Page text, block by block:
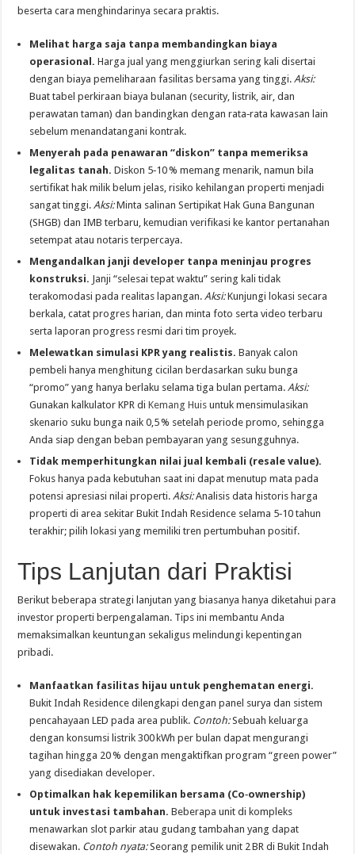
beserta cara menghindarinya secara praktis.
Melihat harga saja tanpa membandingkan biaya
operasional. Harga jual yang menggiurkan sering kali disertai
dengan biaya pemeliharaan fasilitas bersama yang tinggi.Aksi:
Buat tabel perkiraan biaya bulanan (security, listrik, air, dan
perawatan taman) dan bandingkan dengan rata‑rata kawasan lain
sebelum menandatangani kontrak.
Menyerah pada penawaran “diskon” tanpa memeriksa
legalitas tanah. Diskon 5‑10 % memang menarik, namun bila
sertifikat hak milik belum jelas, risiko kehilangan properti menjadi
sangat tinggi.Aksi:Minta salinan Sertipikat Hak Guna Bangunan
(SHGB) dan IMB terbaru, kemudian verifikasi ke kantor pertanahan
setempat atau notaris terpercaya.
Mengandalkan janji developer tanpa meninjau progres
konstruksi. Janji “selesai tepat waktu” sering kali tidak
terakomodasi pada realitas lapangan.Aksi:Kunjungi lokasi secara
berkala, catat progres harian, dan minta foto serta video terbaru
serta laporan progress resmi dari tim proyek.
Melewatkan simulasi KPR yang realistis. Banyak calon
pembeli hanya menghitung cicilan berdasarkan suku bunga
“promo” yang hanya berlaku selama tiga bulan pertama.Aksi:
Gunakan kalkulator KPR diKemang Huis untuk mensimulasikan
skenario suku bunga naik 0,5 % setelah periode promo, sehingga
Anda siap dengan beban pembayaran yang sesungguhnya.
Tidak memperhitungkan nilai jual kembali (resale value).
Fokus hanya pada kebutuhan saat ini dapat menutup mata pada
potensi apresiasi nilai properti.Aksi:Analisis data historis harga
properti di area sekitar Bukit Indah Residence selama 5‑10 tahun
terakhir; pilih lokasi yang memiliki tren pertumbuhan positif.
Tips Lanjutan dari Praktisi
Berikut beberapa strategi lanjutan yang biasanya hanya diketahui para
investor properti berpengalaman. Tips ini membantu Anda
memaksimalkan keuntungan sekaligus melindungi kepentingan
pribadi.
Manfaatkan fasilitas hijau untuk penghematan energi.
Bukit Indah Residence dilengkapi dengan panel surya dan sistem
pencahayaan LED pada area publik. Contoh:Sebuah keluarga
dengan konsumsi listrik 300 kWh per bulan dapat mengurangi
tagihan hingga 20 % dengan mengaktifkan program “green power”
yang disediakan developer.
Optimalkan hak kepemilikan bersama (Co‑ownership)
untuk investasi tambahan. Beberapa unit di kompleks
menawarkan slot parkir atau gudang tambahan yang dapat
disewakan. Contoh nyata:Seorang pemilik unit 2 BR di Bukit Indah